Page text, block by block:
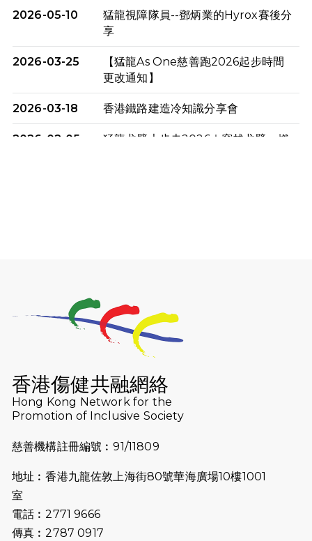
2026-05-10
猛龍視障隊員--鄧炳業的Hyrox賽後分
享
2026-03-25
【猛龍As One慈善跑2026起步時間
更改通知】
2026-03-18 香港鐵路建造冷知識分享會
2026-02-05
猛龍戈壁大步走2026｜穿越戈壁．燃
2025-09-08 渣打香港馬拉松2026 慈善計劃
Lockton Fearless Dragon Trail
Run 2025
2025-08-07 諾德 x 猛龍慈善共融音樂夜2025
🌟
2025-06-15
會及愛。匯聚商龍會支持！
香港傷健共融網絡
Hong Kong Network for the
Promotion of Inclusive Society
慈善機構註冊編號︰91/11809
地址︰香港九龍佐敦上海街80號華海廣場10樓1001
室
電話︰2771 9666
傳真︰2787 0917